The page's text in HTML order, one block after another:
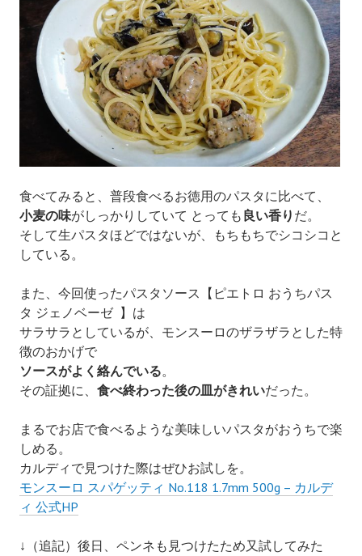
食べてみると、普段食べるお徳用のパスタに比べて、
小麦の味がしっかりしていて とっても 良い香り だ。
そして生パスタほどではないが、もちもちでシコシコと
している。
また、 今回使ったパスタソース【 ピエトロ おうちパス
タ ジェノベーゼ 】は
サラサラとしているが、モンスーロのザラザラとした特
徴のおかげで
ソースがよく絡んでいる。
その証拠に、 食べ終わった後の皿がきれいだった。
まるでお店で食べるような美味しいパスタがおうちで楽
しめる。
カルディで見つけた際はぜひお試しを。
モンスーロ スパゲッティ No.118 1.7mm 500g – カルデ
ィ 公式HP
↓（追記）後日、ペンネも見つけたため又試してみた